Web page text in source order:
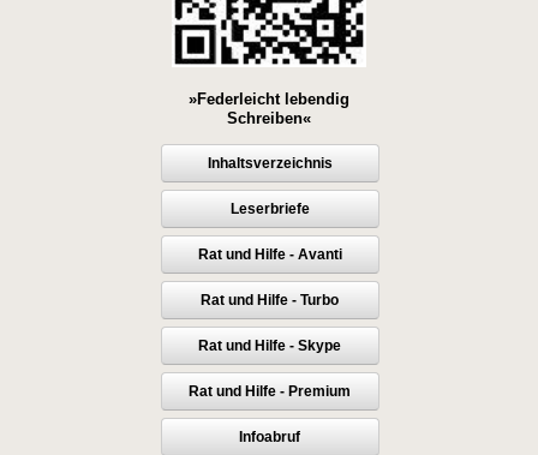
»Federleicht lebendig
Schreiben«
Inhaltsverzeichnis
Leserbriefe
Rat und Hilfe - Avanti
Rat und Hilfe - Turbo
Rat und Hilfe - Skype
Rat und Hilfe - Premium
Infoabruf